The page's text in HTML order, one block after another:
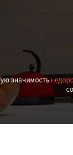
значимость